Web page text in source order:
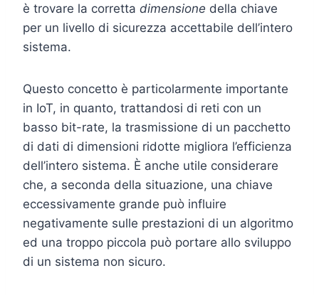
è trovare la corretta dimensione della chiave
per un livello di sicurezza accettabile dell’intero
sistema.
Questo concetto è particolarmente importante
in IoT, in quanto, trattandosi di reti con un
basso bit-rate, la trasmissione di un pacchetto
di dati di dimensioni ridotte migliora l’efficienza
dell’intero sistema. È anche utile considerare
che, a seconda della situazione, una chiave
eccessivamente grande può influire
negativamente sulle prestazioni di un algoritmo
ed una troppo piccola può portare allo sviluppo
di un sistema non sicuro.